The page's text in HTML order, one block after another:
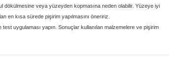
dökülmesine veya yüzeyden kopmasına neden olabilir. Yüzeye iyi
en kısa sürede pişirim yapılmasını öneririz.
uygulaması yapın. Sonuçlar kullanılan malzemelere ve pişirim